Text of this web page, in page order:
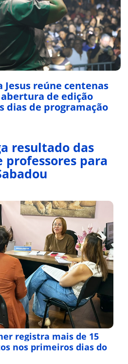
Jesus reúne centenas
de edição
dias de programação
resultado das
professores para
registra mais de 15
nos primeiros dias do